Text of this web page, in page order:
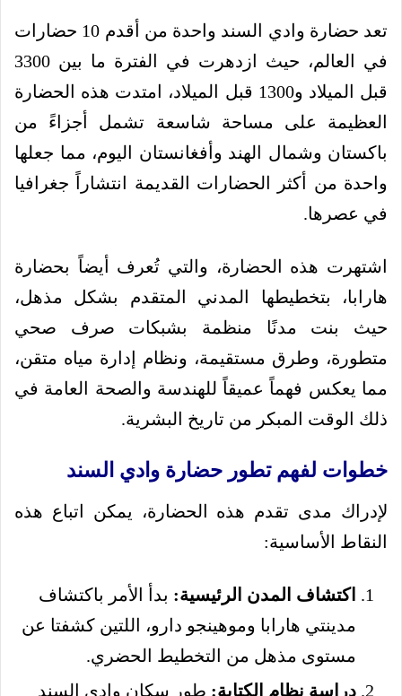
تعد حضارة وادي السند واحدة من أقدم 10 حضارات
في العالم، حيث ازدهرت في الفترة ما بين 3300
قبل الميلاد و1300 قبل الميلاد، امتدت هذه الحضارة
العظيمة على مساحة شاسعة تشمل أجزاءً من
باكستان وشمال الهند وأفغانستان اليوم، مما جعلها
واحدة من أكثر الحضارات القديمة انتشاراً جغرافيا
في عصرها.
اشتهرت هذه الحضارة، والتي تُعرف أيضاً بحضارة
هارابا، بتخطيطها المدني المتقدم بشكل مذهل،
حيث بنت مدنًا منظمة بشبكات صرف صحي
متطورة، وطرق مستقيمة، ونظام إدارة مياه متقن،
مما يعكس فهماً عميقاً للهندسة والصحة العامة في
ذلك الوقت المبكر من تاريخ البشرية.
خطوات لفهم تطور حضارة وادي السند
لإدراك مدى تقدم هذه الحضارة، يمكن اتباع هذه
النقاط الأساسية:
اكتشاف المدن الرئيسية: بدأ الأمر باكتشاف
مدينتي هارابا وموهينجو دارو، اللتين كشفتا عن
مستوى مذهل من التخطيط الحضري.
دراسة نظام الكتابة: طور سكان وادي السند